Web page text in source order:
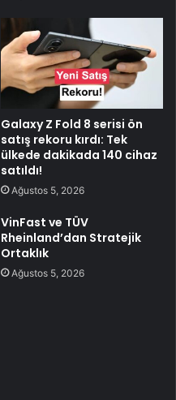
Galaxy Z Fold 8 serisi ön
satış rekoru kırdı: Tek
ülkede dakikada 140 cihaz
satıldı!
Ağustos 5, 2026
VinFast ve TÜV
Rheinland’dan Stratejik
Ortaklık
Ağustos 5, 2026